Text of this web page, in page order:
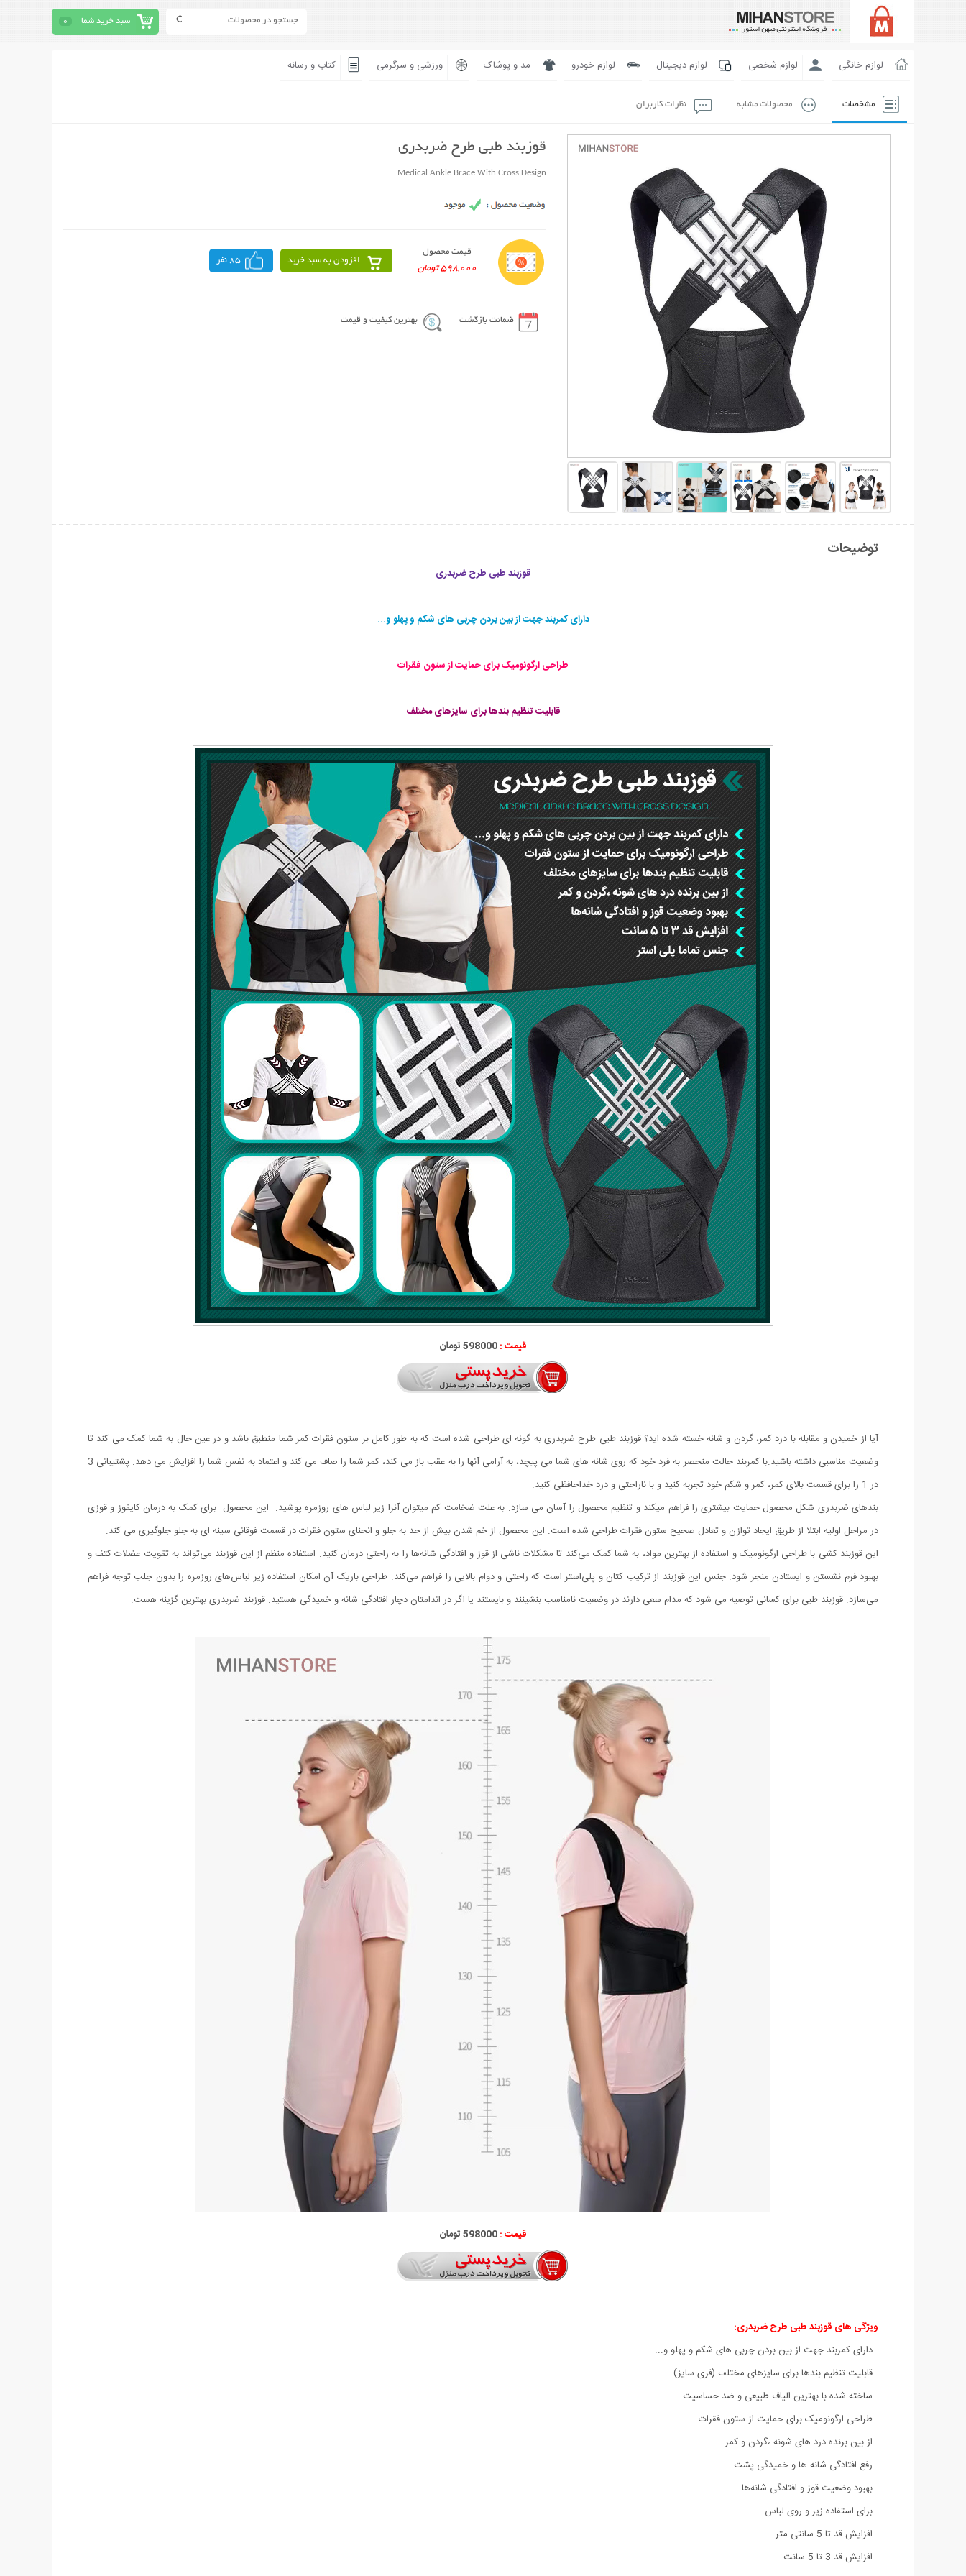
سبد خرید شما 0
لوازم خانگی لوازم شخصی لوازم دیجیتال لوازم خودرو مد و پوشاک ورزشی و سرگرمی کتاب و رسانه
مشخصات محصولات مشابه نظرات کاربران
قوزبند طبی طرح ضربدری
Medical Ankle Brace With Cross Design
قیمت محصول
598,000 تومان
افزودن به سبد خرید 85 نفر
ضمانت بازگشت بهترین کیفیت و قیمت
توضیحات
قوزبند طبی طرح ضربدری
دارای کمربند جهت از بین بردن چربی های شکم و پهلو و...
طراحی ارگونومیک برای حمایت از ستون فقرات
قابلیت تنظیم بندها برای سایزهای مختلف
قیمت :598000 تومان
آیا از خمیدن و مقابله با درد کمر، گردن و شانه خسته شده اید؟ قوزبند طبی طرح ضربدری به گونه ای طراحی شده است که به طور کامل بر ستون فقرات کمر شما منطبق باشد و در عین حال به شما کمک می کند تا
وضعیت مناسبی داشته باشید.با کمربند حالت منحصر به فرد خود که روی شانه های شما می پیچد، به آرامی آنها را به عقب باز می کند، کمر شما را صاف می کند و اعتماد به نفس شما را افزایش می دهد. پشتیبانی 3
در 1 را برای قسمت بالای کمر، کمر و شکم خود تجربه کنید و با ناراحتی و درد خداحافظی کنید.
بندهای ضربدری شکل محصول حمایت بیشتری را فراهم میکند و تنظیم محصول را آسان می سازد. به علت ضخامت کم میتوان آنرا زیر لباس های روزمره پوشید. این محصول برای کمک به درمان کایفوز و قوزی
در مراحل اولیه ابتلا از طریق ایجاد توازن و تعادل صحیح ستون فقرات طراحی شده است. این محصول از خم شدن بیش از حد به جلو و انحنای ستون فقرات در قسمت فوقانی سینه ای به جلو جلوگیری می کند.
این قوزبند کشی با طراحی ارگونومیک و استفاده از بهترین مواد، به شما کمک می‌کند تا مشکلات ناشی از قوز و افتادگی شانه‌ها را به راحتی درمان کنید. استفاده منظم از این قوزبند می‌تواند به تقویت عضلات کتف و
بهبود فرم نشستن و ایستادن منجر شود. جنس این قوزبند از ترکیب کتان و پلی‌استر است که راحتی و دوام بالایی را فراهم می‌کند. طراحی باریک آن امکان استفاده زیر لباس‌های روزمره را بدون جلب توجه فراهم
می‌سازد. قوزبند طبی برای کسانی توصیه می شود که مدام سعی دارند در وضعیت نامناسب بنشینند و بایستند یا اگر در اندامتان دچار افتادگی شانه و خمیدگی هستید. قوزبند ضربدری بهترین گزینه هست.
قیمت :598000 تومان
ویژگی های قوزبند طبی طرح ضربدری:
- دارای کمربند جهت از بین بردن چربی های شکم و پهلو و...
- قابلیت تنظیم بندها برای سایزهای مختلف (فری سایز)
- ساخته شده با بهترین الیاف طبیعی و ضد حساسیت
- طراحی ارگونومیک برای حمایت از ستون فقرات
- از بین برنده درد های شونه ،گردن و کمر
- رفع افتادگی شانه ها و خمیدگی پشت
- بهبود وضعیت قوز و افتادگی شانه‌ها
- برای استفاده زیر و روی لباس
- افزایش قد تا 5 سانتی متر
- افزایش قد 3 تا 5 سانت